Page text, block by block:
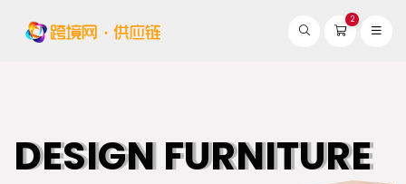
2
DESIGN FURNITURE